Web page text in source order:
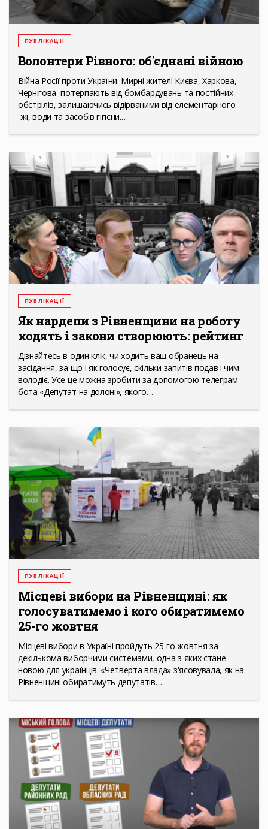
ПУБЛІКАЦІЇ
Волонтери Рівного: об'єднані війною
Війна Росії проти України. Мирні жителі Києва, Харкова,
Чернігова потерпають від бомбардувань та постійних
обстрілів, залишаючись відірваними від елементарного:
їжі, води та засобів гігієни.…
ПУБЛІКАЦІЇ
Як нардепи з Рівненщини на роботу
ходять і закони створюють: рейтинг
Дізнайтесь в один клік, чи ходить ваш обранець на
засідання, за що і як голосує, скільки запитів подав і чим
володіє. Усе це можна зробити за допомогою телеграм-
бота «Депутат на долоні», якого…
ПУБЛІКАЦІЇ
Місцеві вибори на Рівненщині: як
голосуватимемо і кого обиратимемо
25-го жовтня
Місцеві вибори в Україні пройдуть 25-го жовтня за
декількома виборчими системами, одна з яких стане
новою для українців. «Четверта влада» з'ясовувала, як на
Рівненщині обиратимуть депутатів…